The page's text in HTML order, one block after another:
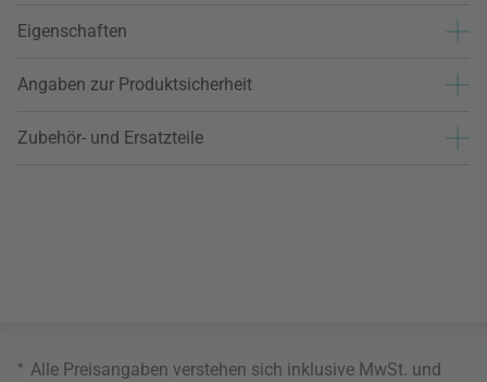
Eigenschaften
Angaben zur Produktsicherheit
Zubehör- und Ersatzteile
* Alle Preisangaben verstehen sich inklusive MwSt. und